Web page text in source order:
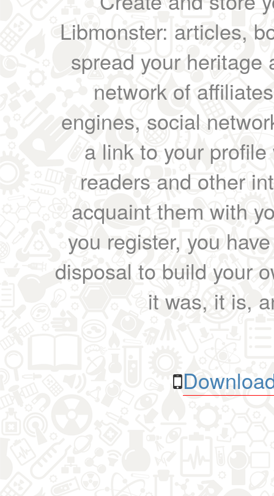
Libmonster: articles,
spread your heritage
network of
engines, social
a link to your
readers and other
acquaint them with
you register, you
disposal to build your
it was, it is,